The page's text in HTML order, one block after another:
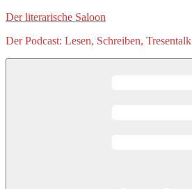
Zum
springen
Der literarische Saloon
Der Podcast: Lesen, Schreiben, Tresentalk